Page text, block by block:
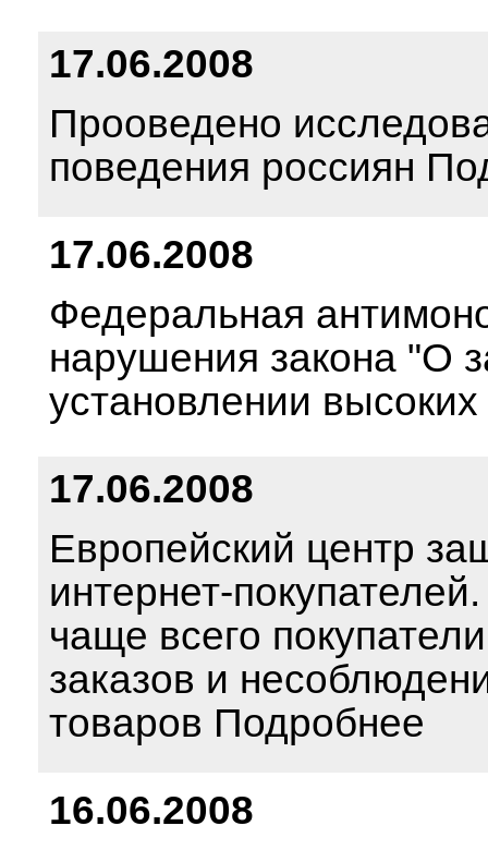
17.06.2008
Прооведено
поведения россиян
17.06.2008
Федеральная
нарушения закона "О
установлении
17.06.2008
Европейский центр
интернет-
чаще всего
заказов и
товаров Подробнее
16.06.2008